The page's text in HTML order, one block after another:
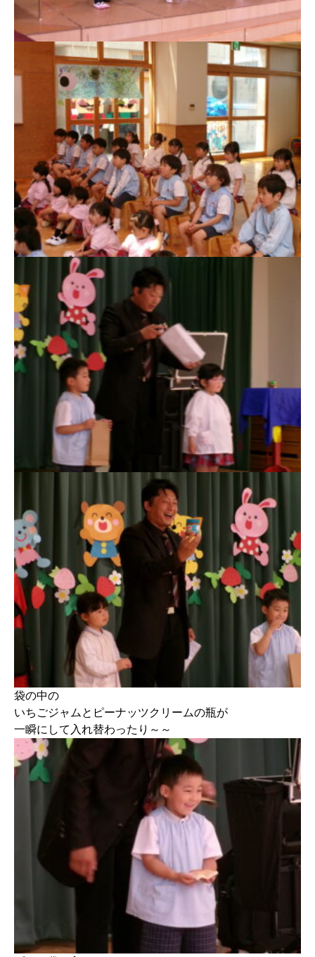
袋の中の
いちごジャムとピーナッツクリームの瓶が
一瞬にして入れ替わったり～～